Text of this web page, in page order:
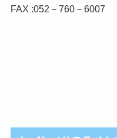
FAX :052－760－6007